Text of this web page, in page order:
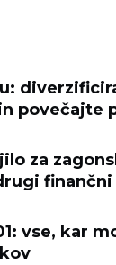
povečajte
za
vse, kar